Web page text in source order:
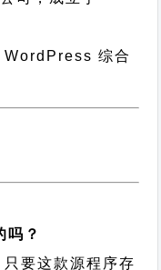
综合
？
要这款源程序存